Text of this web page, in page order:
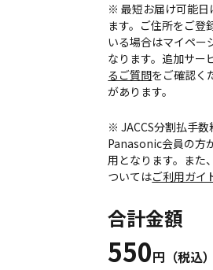
※ 最短お届け可能日
ます。ご住所をご登
いる場合はマイペー
なります。追加サー
るご質問をご確認く
があります。
※ JACCS分割払手
Panasonic会員の方
用となります。また
ついてはご利用ガイ
合計金額
550円（税込）